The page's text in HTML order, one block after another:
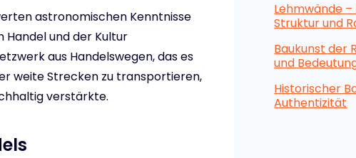
astronomischen Kenntnisse
Handel und der Kultur
aus Handelswegen, das es
weite Strecken zu transportieren,
verstärkte.
Lehmwände
Struktur und
Baukunst der
und
Historischer
Authentizität